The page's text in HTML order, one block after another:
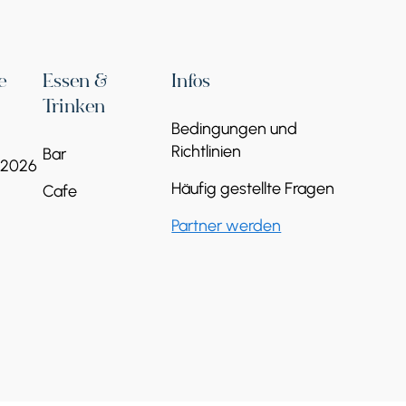
Essen &
Trinken
Bar
Cafe
Infos
Bedingungen und
Richtlinien
Häufig gestellte Fragen
Partner werden